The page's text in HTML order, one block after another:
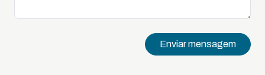
Enviar mensagem